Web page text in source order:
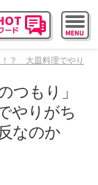
！？ 大皿料理でやり
つもり」
やりがち
なのか